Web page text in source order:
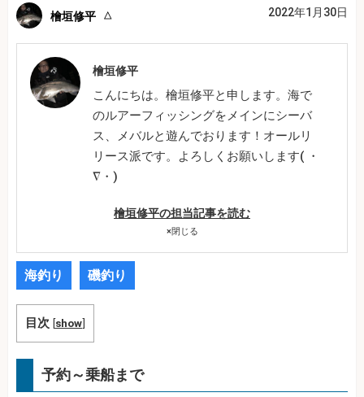
檜垣修平 2022年1月30日
檜垣修平
こんにちは。檜垣修平と申します。海で
のルアーフィッシングをメインにシーバ
ス、メバルと遊んでおります！オールリ
リース派です。よろしくお願いします( ・
∇・)
檜垣修平の担当記事を読む
×閉じる
海釣り 磯釣り
目次 [show]
予約～乗船まで